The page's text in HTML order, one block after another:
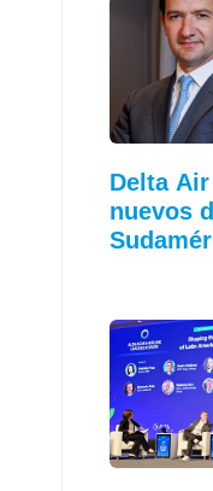
Delta
nuevos